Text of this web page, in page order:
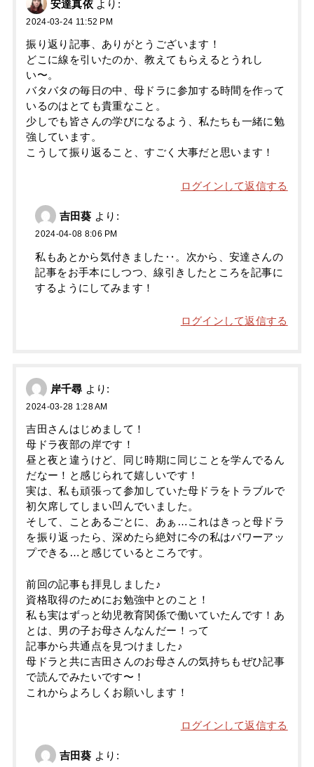
安達真依 より:
2024-03-24 11:52 PM
振り返り記事、ありがとうございます！
どこに線を引いたのか、教えてもらえるとうれし
い〜。
バタバタの毎日の中、母ドラに参加する時間を作って
いるのはとても貴重なこと。
少しでも皆さんの学びになるよう、私たちも一緒に勉
強しています。
こうして振り返ること、すごく大事だと思います！
ログインして返信する
吉田葵 より:
2024-04-08 8:06 PM
私もあとから気付きました‥。次から、安達さんの
記事をお手本にしつつ、線引きしたところを記事に
するようにしてみます！
ログインして返信する
岸千尋 より:
2024-03-28 1:28 AM
吉田さんはじめまして！
母ドラ夜部の岸です！
昼と夜と違うけど、同じ時期に同じことを学んでるん
だなー！と感じられて嬉しいです！
実は、私も頑張って参加していた母ドラをトラブルで
初欠席してしまい凹んでいました。
そして、ことあるごとに、あぁ…これはきっと母ドラ
を振り返ったら、深めたら絶対に今の私はパワーアッ
プできる…と感じているところです。
前回の記事も拝見しました♪
資格取得のためにお勉強中とのこと！
私も実はずっと幼児教育関係で働いていたんです！あ
とは、男の子お母さんなんだー！って
記事から共通点を見つけました♪
母ドラと共に吉田さんのお母さんの気持ちもぜひ記事
で読んでみたいです〜！
これからよろしくお願いします！
ログインして返信する
吉田葵 より: